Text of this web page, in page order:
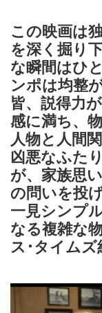
この映画は
を深く掘り
な瞬間はひ
ンポは均整
皆、説得力
感に満ち、
人物と人間
凶悪なふた
が、家族思
の問いを投
一見シンプ
なる複雑な
ス･タイムズ